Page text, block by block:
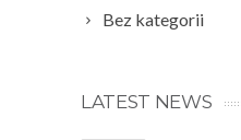
Bez kategorii
LATEST NEWS